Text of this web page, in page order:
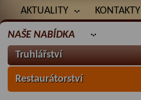
AKTUALITY KONTAKTY
NAŠE NABÍDKA
Truhlářství
Restaurátorství